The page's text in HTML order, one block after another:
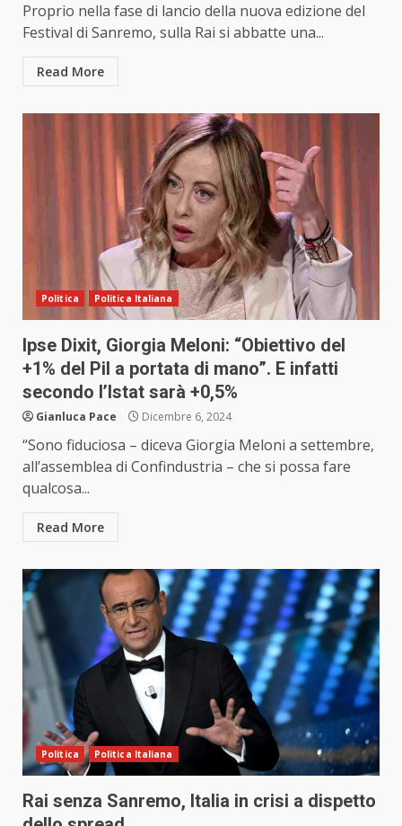
Proprio nella fase di lancio della nuova edizione del
Festival di Sanremo, sulla Rai si abbatte una...
Read More
Politica Politica Italiana
Ipse Dixit, Giorgia Meloni: “Obiettivo del
+1% del Pil a portata di mano”. E infatti
secondo l’Istat sarà +0,5%
Gianluca Pace Dicembre 6, 2024
“Sono fiduciosa – diceva Giorgia Meloni a settembre,
all’assemblea di Confindustria – che si possa fare
qualcosa...
Read More
Politica Politica Italiana
Rai senza Sanremo, Italia in crisi a dispetto